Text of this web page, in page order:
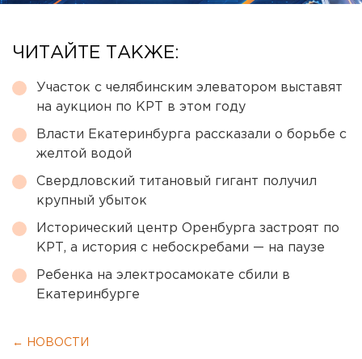
ЧИТАЙТЕ ТАКЖЕ:
Участок с челябинским элеватором выставят
на аукцион по КРТ в этом году
Власти Екатеринбурга рассказали о борьбе с
желтой водой
Свердловский титановый гигант получил
крупный убыток
Исторический центр Оренбурга застроят по
КРТ, а история с небоскребами — на паузе
Ребенка на электросамокате сбили в
Екатеринбурге
← НОВОСТИ